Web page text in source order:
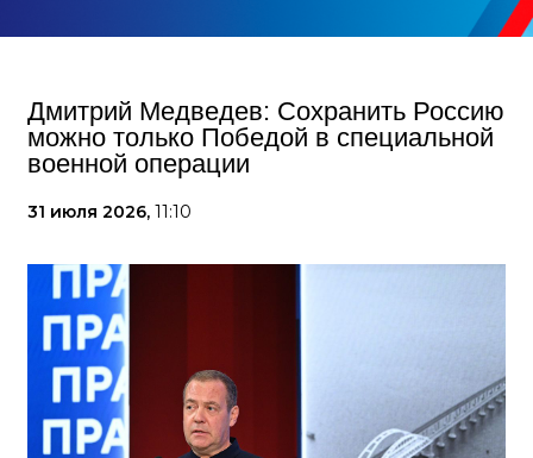
Дмитрий Медведев: Сохранить Россию
можно только Победой в специальной
военной операции
31 июля 2026, 11:10